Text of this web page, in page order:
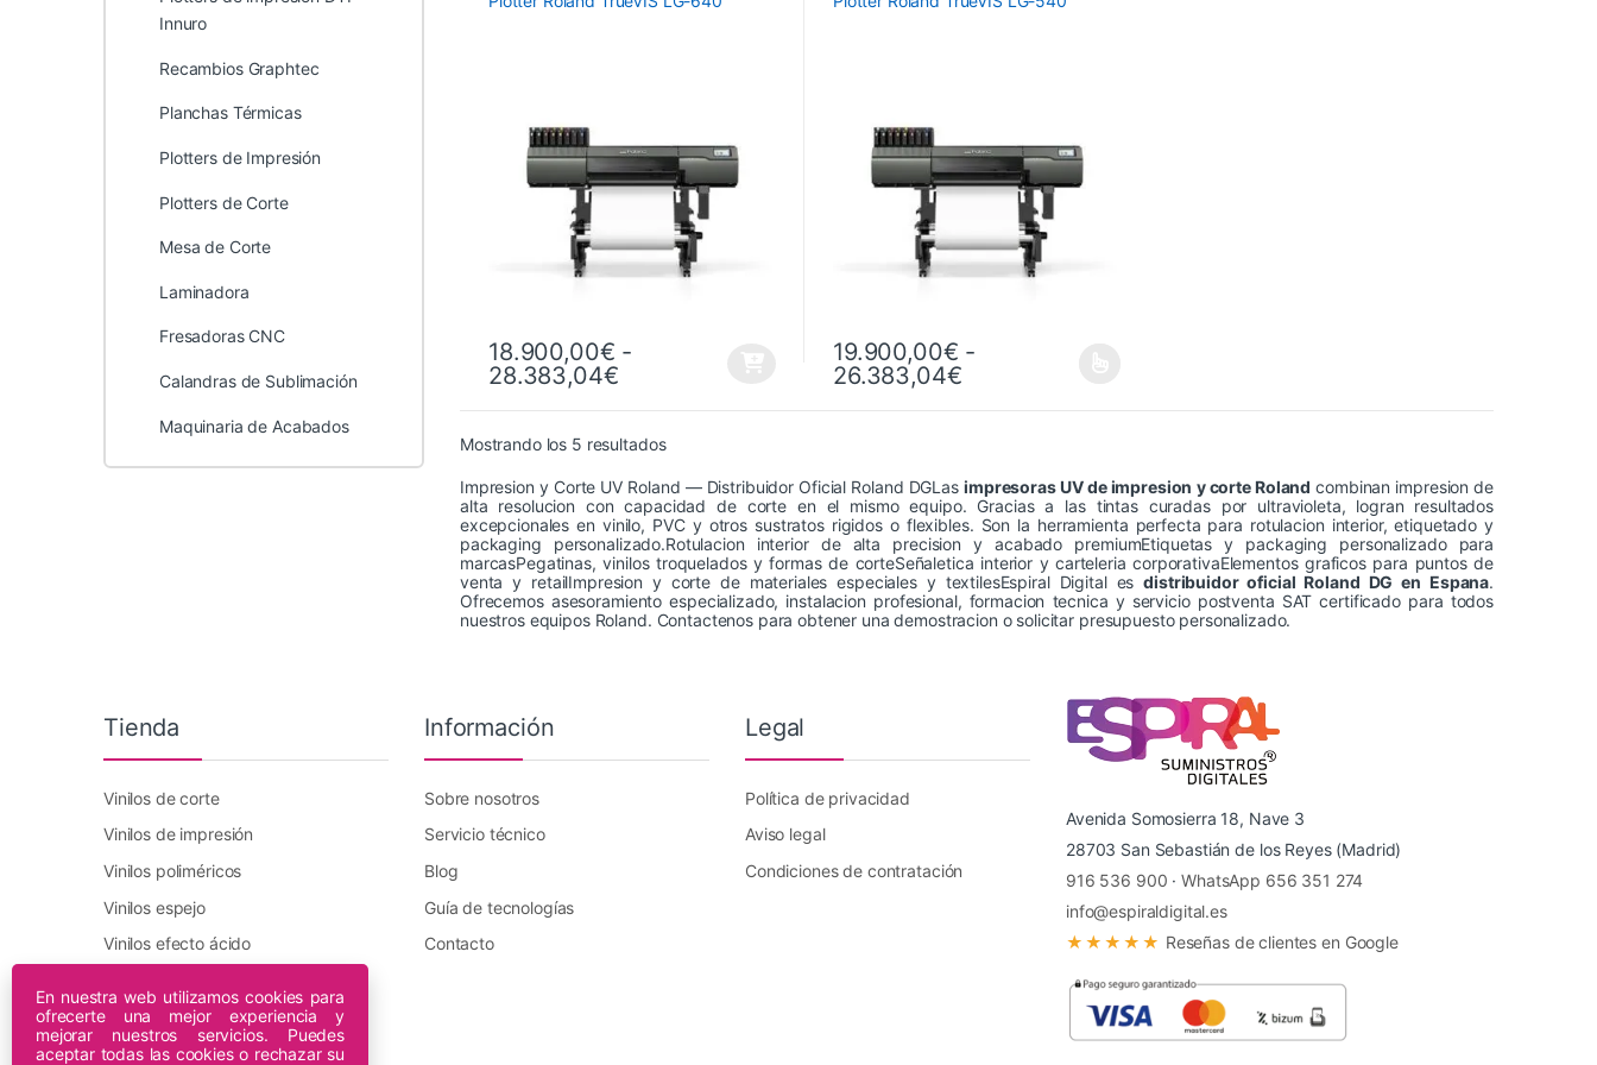
18.900,00€ -
28.383,04€Rango de precios: desde 18.900,00€ hasta 28.383,04€
Este producto tiene múltiples variantes. Las opciones se pueden elegir en la página de producto
19.900,00€ -
26.383,04€Rango de precios: desde 19.900,00€ hasta 26.383,04€
Este producto tiene múltiples variantes. Las opciones se pueden elegir en la página de producto
Mostrando los 5 resultadosOrdenado por precio: bajo a alto
Impresion y Corte UV Roland — Distribuidor Oficial Roland DGLasimpresoras UV de impresion y corte Roland combinan impresion de
alta resolucion con capacidad de corte en el mismo equipo. Gracias a las tintas curadas por ultravioleta, logran resultados
excepcionales en vinilo, PVC y otros sustratos rigidos o flexibles. Son la herramienta perfecta para rotulacion interior, etiquetado y
packaging personalizado.Rotulacion interior de alta precision y acabado premiumEtiquetas y packaging personalizado para
marcasPegatinas, vinilos troquelados y formas de corteSeñaletica interior y carteleria corporativaElementos graficos para puntos de
venta y retailImpresion y corte de materiales especiales y textilesEspiral Digital esdistribuidor oficial Roland DG en Espana.
Ofrecemos asesoramiento especializado, instalacion profesional, formacion tecnica y servicio postventa SAT certificado para todos
nuestros equipos Roland. Contactenos para obtener una demostracion o solicitar presupuesto personalizado.
Innuro
Recambios Graphtec
Planchas Térmicas
Plotters de Impresión
Plotters de Corte
Mesa de Corte
Laminadora
Fresadoras CNC
Calandras de Sublimación
Maquinaria de Acabados
Tienda
Vinilos de corte
Vinilos de impresión
Vinilos poliméricos
Vinilos espejo
Vinilos efecto ácido
Plotters DTF Innuro
Plotters de impresión
Información
Sobre nosotros
Servicio técnico
Blog
Guía de tecnologías
Contacto
Legal
Política de privacidad
Aviso legal
Condiciones de contratación
Avenida Somosierra 18, Nave 3
28703 San Sebastián de los Reyes (Madrid)
916 536 900 ·WhatsApp 656 351 274
info@espiraldigital.es
★★★★★ Reseñas de clientes en Google
En nuestra web utilizamos cookies para
ofrecerte una mejor experiencia y
mejorar nuestros servicios. Puedes
aceptar todas las cookies o rechazar su